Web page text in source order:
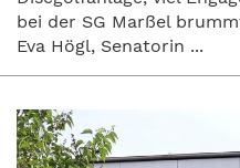
bei der SG Marßel
Eva Högl, Senatorin ...